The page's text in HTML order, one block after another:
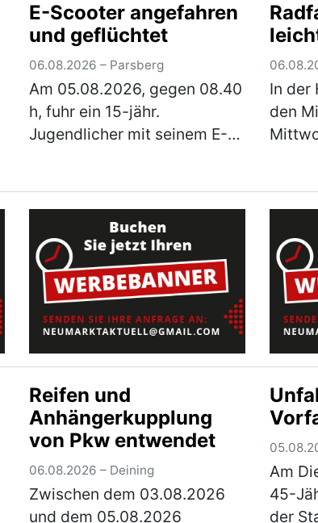
alter Fahrräder, Kinderwägen
und ausgeschlac…
(mehr)
E-Scooter angefahren
und geflüchtet
06.08.2026 – Parsberg
Am 05.08.2026, gegen 08.40
h, fuhr ein 15-jähr.
Jugendlicher mit seinem E-
Schrettenbrunner-Straße ein.
Hier fuhr er auf …(mehr)
In der
den
zu
Reifen und
Anhängerkupplung
von Pkw entwendet
06.08.2026 – Deining
Zwischen dem 03.08.2026
und dem 05.08.2026
Am
45-
der